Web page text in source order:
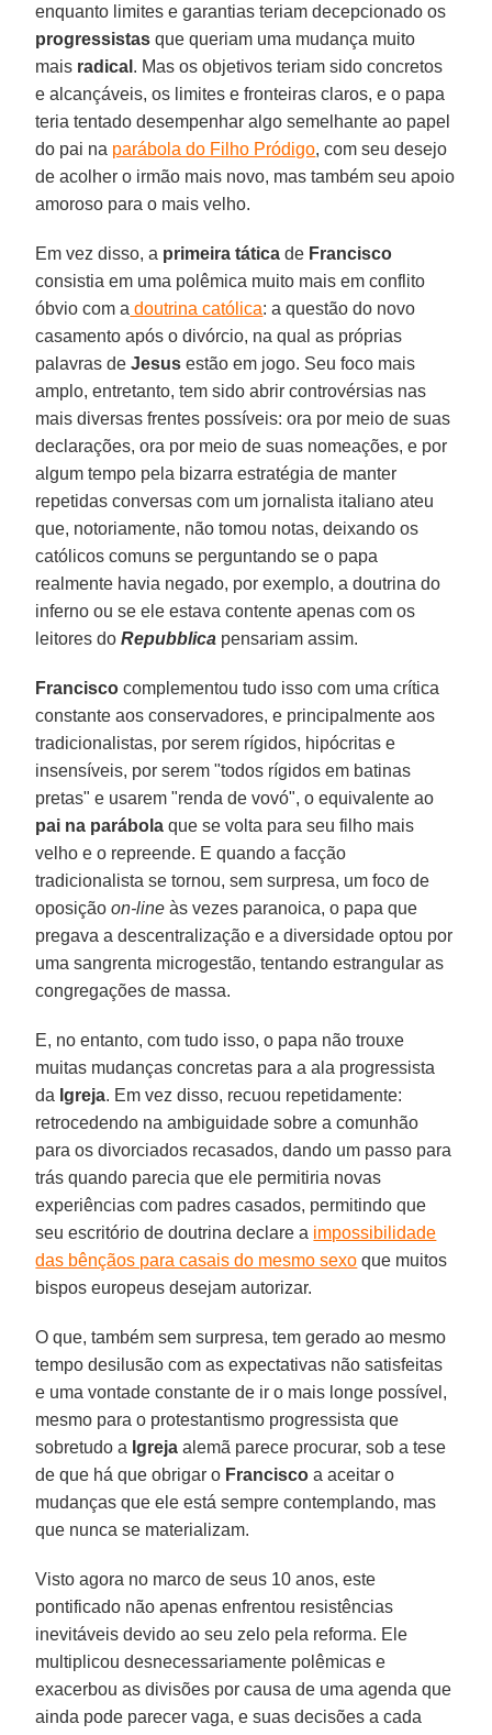
enquanto limites e garantias teriam decepcionado os
progressistas que queriam uma mudança muito
mais radical . Mas os objetivos teriam sido concretos
e alcançáveis, os limites e fronteiras claros, e o papa
teria tentado desempenhar algo semelhante ao papel
do pai na parábola do Filho Pródigo, com seu desejo
de acolher o irmão mais novo, mas também seu apoio
amoroso para o mais velho.
Em vez disso, a primeira tática de Francisco
consistia em uma polêmica muito mais em conflito
óbvio com a doutrina católica: a questão do novo
casamento após o divórcio, na qual as próprias
palavras deJesus estão em jogo. Seu foco mais
amplo, entretanto, tem sido abrir controvérsias nas
mais diversas frentes possíveis: ora por meio de suas
declarações, ora por meio de suas nomeações, e por
algum tempo pela bizarra estratégia de manter
repetidas conversas com um jornalista italiano ateu
que, notoriamente, não tomou notas, deixando os
católicos comuns se perguntando se o papa
realmente havia negado, por exemplo, a doutrina do
inferno ou se ele estava contente apenas com os
leitores doRepubblica pensariam assim.
Francisco complementou tudo isso com uma crítica
constante aos conservadores, e principalmente aos
tradicionalistas, por serem rígidos, hipócritas e
insensíveis, por serem "todos rígidos em batinas
pretas" e usarem "renda de vovó", o equivalente ao
pai na parábola que se volta para seu filho mais
velho e o repreende. E quando a facção
tradicionalista se tornou, sem surpresa, um foco de
oposiçãoon-line às vezes paranoica, o papa que
pregava a descentralização e a diversidade optou por
uma sangrenta microgestão, tentando estrangular as
congregações de massa.
E, no entanto, com tudo isso, o papa não trouxe
muitas mudanças concretas para a ala progressista
da Igreja. Em vez disso, recuou repetidamente:
retrocedendo na ambiguidade sobre a comunhão
para os divorciados recasados, dando um passo para
trás quando parecia que ele permitiria novas
experiências com padres casados, permitindo que
seu escritório de doutrina declare a impossibilidade
das bênçãos para casais do mesmo sexo que muitos
bispos europeus desejam autorizar.
O que, também sem surpresa, tem gerado ao mesmo
tempo desilusão com as expectativas não satisfeitas
e uma vontade constante de ir o mais longe possível,
mesmo para o protestantismo progressista que
sobretudo a Igreja alemã parece procurar, sob a tese
de que há que obrigar o Francisco a aceitar o
mudanças que ele está sempre contemplando, mas
que nunca se materializam.
Visto agora no marco de seus 10 anos, este
pontificado não apenas enfrentou resistências
inevitáveis ​​devido ao seu zelo pela reforma. Ele
multiplicou desnecessariamente polêmicas e
exacerbou as divisões por causa de uma agenda que
ainda pode parecer vaga, e suas decisões a cada